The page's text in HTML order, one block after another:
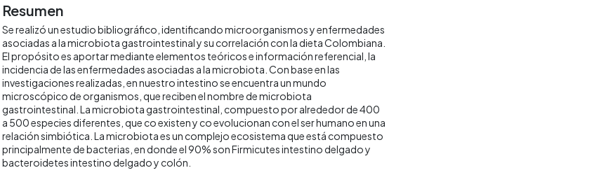
Resumen
Se realizó un estudio bibliográfico, identificando microorganismos y enfermedades
asociadas a la microbiota gastrointestinal y su correlación con la dieta Colombiana.
El propósito es aportar mediante elementos teóricos e información referencial, la
incidencia de las enfermedades asociadas a la microbiota. Con base en las
investigaciones realizadas, en nuestro intestino se encuentra un mundo
microscópico de organismos, que reciben el nombre de microbiota
gastrointestinal. La microbiota gastrointestinal, compuesto por alrededor de 400
a 500 especies diferentes, que co existen y co evolucionan con el ser humano en una
relación simbiótica. La microbiota es un complejo ecosistema que está compuesto
principalmente de bacterias, en donde el 90% son Firmicutes intestino delgado y
bacteroidetes intestino delgado y colón.